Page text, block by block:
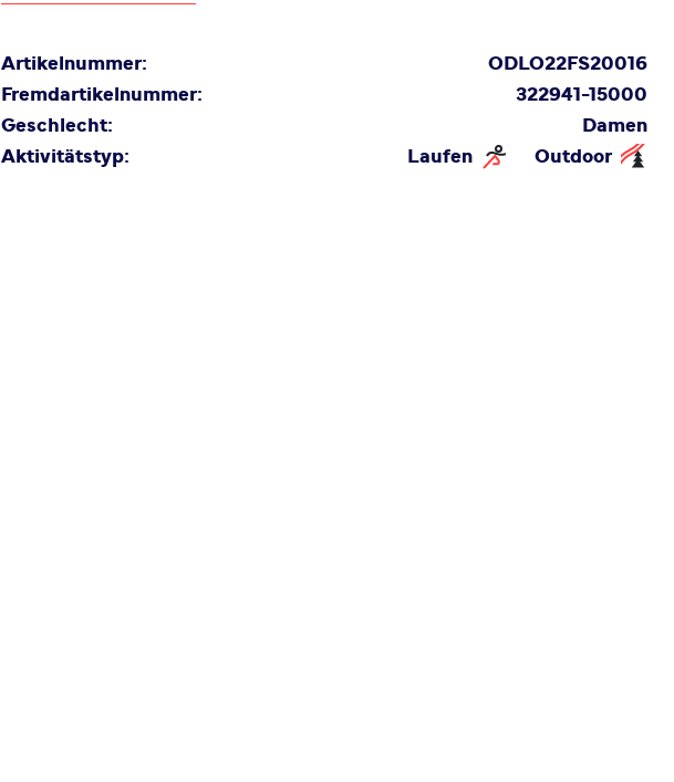
Artikelnummer:
ODLO22FS20016
Fremdartikelnummer:
322941-15000
Geschlecht:
Damen
Aktivitätstyp:
Laufen Outdoor